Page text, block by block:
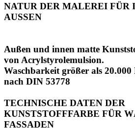
NATUR DER MALEREI FÜR
AUSSEN
Außen und innen matte
von Acrylstyrolemulsion.
Waschbarkeit größer als
nach DIN 53778
TECHNISCHE DATEN DER
KUNSTSTOFFFARBE FÜR
FASSADEN